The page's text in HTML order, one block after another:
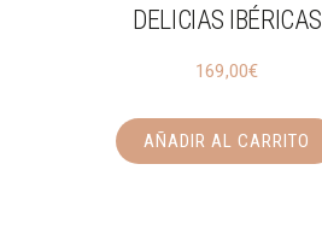
DELICIAS IBÉRICAS
169,00€
AÑADIR AL CARRITO